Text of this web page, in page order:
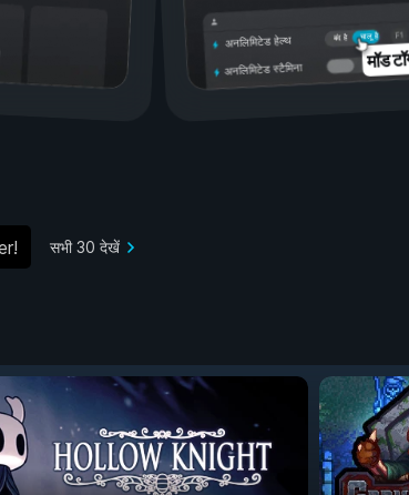
चालू है
बंद है
अनलिमिटेड हेल्थ
अनलिमिटेड स्टैमिना मॉड
सभी 30 देखें